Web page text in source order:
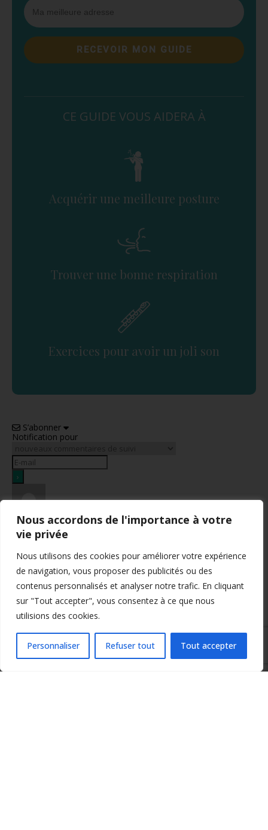
Nous accordons de l'importance à votre
vie privée
Nous utilisons des cookies pour améliorer votre expérience
de navigation, vous proposer des publicités ou des
contenus personnalisés et analyser notre trafic. En cliquant
sur "Tout accepter", vous consentez à ce que nous
utilisions des cookies.
Personnaliser Refuser tout Tout accepter
RECEVOIR MON GUIDE
CE GUIDE VOUS AIDERA À
Acquérir une meilleure posture
Trouver une bonne respiration
Exercices pour avoir un joli son
S’abonner
Notification pour